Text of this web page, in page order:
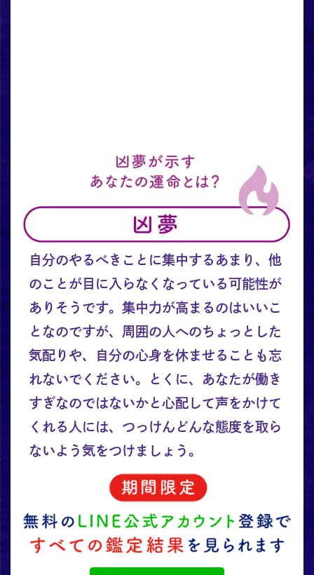
自分のやるべきことに集中するあまり、他
のことが目に入らなくなっている可能性が
ありそうです。集中力が高まるのはいいこ
となのですが、周囲の人へのちょっとした
気配りや、自分の心身を休ませることも忘
れないでください。とくに、あなたが働き
すぎなのではないかと心配して声をかけて
くれる人には、つっけんどんな態度を取ら
ないよう気をつけましょう。